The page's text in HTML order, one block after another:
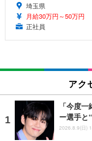
埼玉県
月給30万円～50万円
正社員
アク
「今度
ー選手と
2026.8.9(日)